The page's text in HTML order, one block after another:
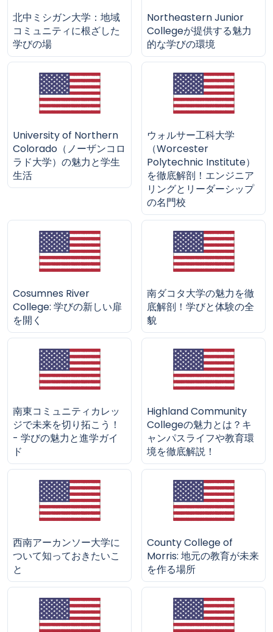
北中ミシガン大学：地域
コミュニティに根ざした
学びの場
Northeastern Junior
Collegeが提供する魅力
的な学びの環境
University of Northern
Colorado（ノーザンコロ
ラド大学）の魅力と学生
生活
ウォルサー工科大学
（Worcester
Polytechnic Institute）
を徹底解剖！エンジニア
リングとリーダーシップ
の名門校
Cosumnes River
College: 学びの新しい扉
を開く
南ダコタ大学の魅力を徹
底解剖！学びと体験の全
貌
南東コミュニティカレッ
ジで未来を切り拓こう！
- 学びの魅力と進学ガイ
ド
Highland Community
Collegeの魅力とは？キ
ャンパスライフや教育環
境を徹底解説！
西南アーカンソー大学に
ついて知っておきたいこ
と
County College of
Morris: 地元の教育が未来
を作る場所